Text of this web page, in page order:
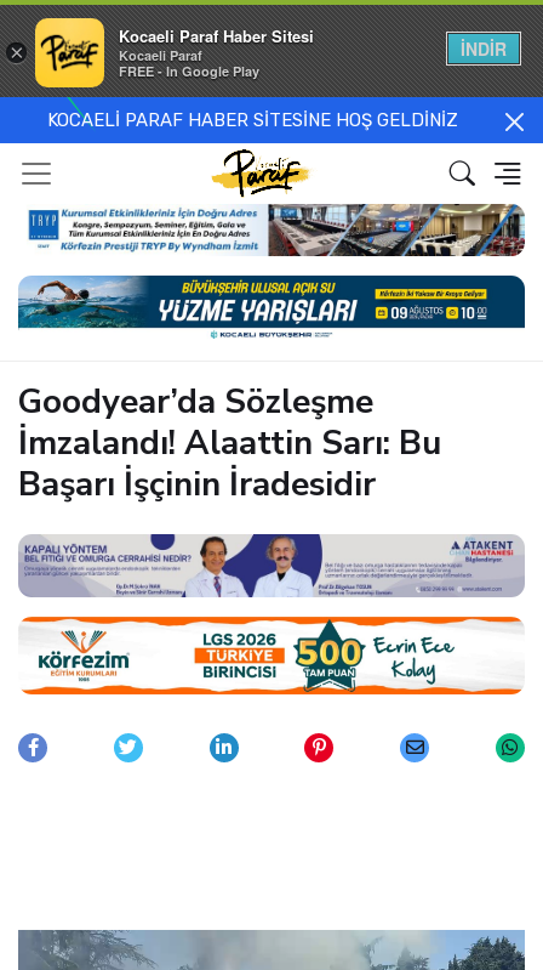
KOCAELİ PARAF HABER SİTESİNE HOŞ GELDİNİZ
Goodyear’da Sözleşme
İmzalandı! Alaattin Sarı: Bu
Başarı İşçinin İradesidir
×
Kocaeli Paraf Haber Sitesi
Kocaeli Paraf
FREE - In Google Play
İNDİR